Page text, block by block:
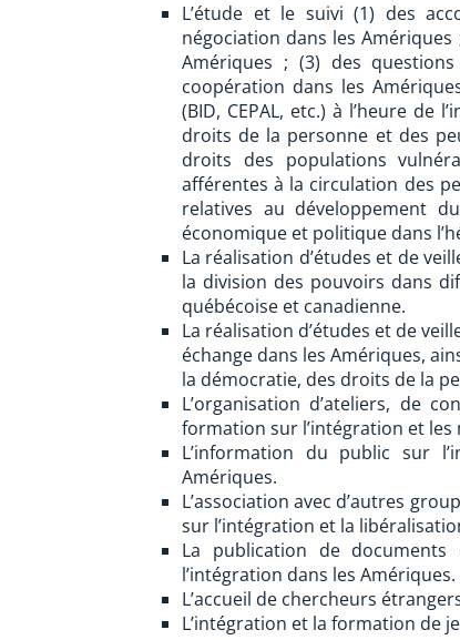
L’étude et le suivi (1) des
négociation dans les
Amériques ; (3) des
coopération dans les
(BID, CEPAL, etc.) à l’heure de
droits de la personne et des
droits des populations
afférentes à la circulation des
relatives au développement
économique et politique dans
La réalisation d’études et de
la division des pouvoirs dans
québécoise et canadienne.
La réalisation d’études et de
échange dans les Amériques,
la démocratie, des droits de la
L’organisation d’ateliers, de
formation sur l’intégration et les
L’information du public sur
Amériques.
L’association avec d’autres
sur l’intégration et la
La publication de documents
l’intégration dans les Amériques.
L’accueil de chercheurs
L’intégration et la formation de